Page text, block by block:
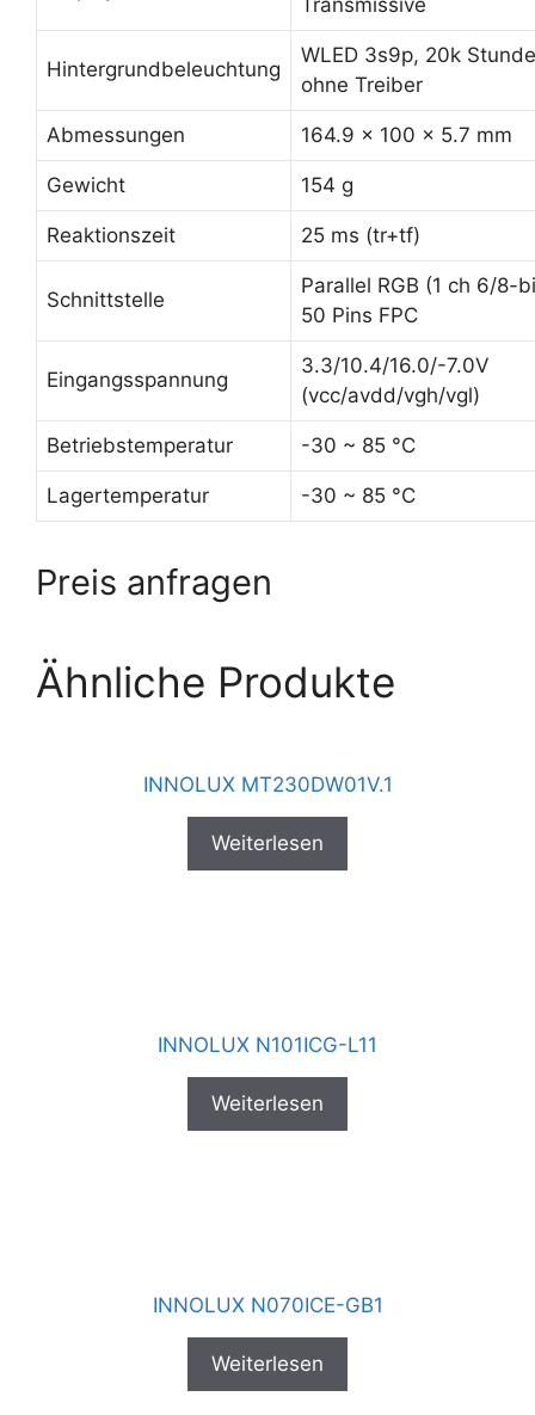
Transmissive
Hintergrundbeleuchtung
WLED 3s9p, 20k
ohne Treiber
Abmessungen 164.9 x 100 x 5.7 mm
Gewicht 154 g
Reaktionszeit 25 ms (tr+tf)
Schnittstelle
Parallel RGB (1 ch 6/8-
50 Pins FPC
Eingangsspannung
3.3/10.4/16.0/-7.0V
(vcc/avdd/vgh/vgl)
Betriebstemperatur -30 ~ 85 °C
Lagertemperatur -30 ~ 85 °C
Preis anfragen
Ähnliche Produkte
INNOLUX MT230DW01V.1
Weiterlesen
INNOLUX N101ICG-L11
Weiterlesen
INNOLUX N070ICE-GB1
Weiterlesen